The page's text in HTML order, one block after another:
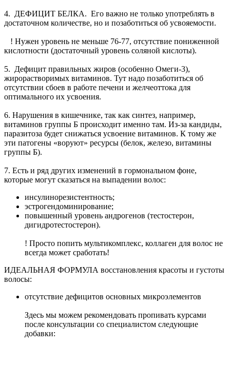
4. ДЕФИЦИТ БЕЛКА. Его важно не только употреблять в
достаточном количестве, но и позаботиться об усвояемости.
! Нужен уровень не меньше 76-77, отсутствие пониженной
кислотности (достаточный уровень соляной кислоты).
5. Дефицит правильных жиров (особенно Омеги-3),
жирорастворимых витаминов. Тут надо позаботиться об
отсутствии сбоев в работе печени и желчеоттока для
оптимального их усвоения.
6. Нарушения в кишечнике, так как синтез, например,
витаминов группы Б происходит именно там. Из-за кандиды,
паразитоза будет снижаться усвоение витаминов. К тому же
эти патогены «воруют» ресурсы (белок, железо, витамины
группы Б).
7. Есть и ряд других изменений в гормональном фоне,
которые могут сказаться на выпадении волос:
инсулинорезистентность;
эстрогендоминирование;
повышенный уровень андрогенов (тестостерон,
дигидротестостерон).
! Просто попить мультикомплекс, коллаген для волос не
всегда может сработать!
ИДЕАЛЬНАЯ ФОРМУЛА восстановления красоты и густоты
волосы:
отсутствие дефицитов основных микроэлементов
Здесь мы можем рекомендовать пропивать курсами
после консультации со специалистом следующие
добавки: